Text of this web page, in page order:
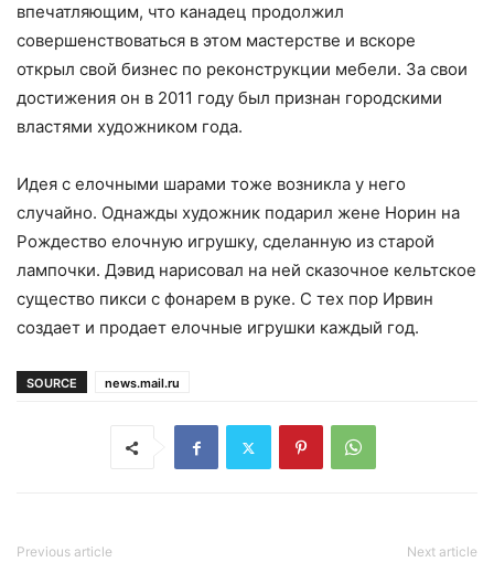
впечатляющим, что канадец продолжил
совершенствоваться в этом мастерстве и вскоре
открыл свой бизнес по реконструкции мебели. За свои
достижения он в 2011 году был признан городскими
властями художником года.
Идея с елочными шарами тоже возникла у него
случайно. Однажды художник подарил жене Норин на
Рождество елочную игрушку, сделанную из старой
лампочки. Дэвид нарисовал на ней сказочное кельтское
существо пикси с фонарем в руке. С тех пор Ирвин
создает и продает елочные игрушки каждый год.
SOURCE news.mail.ru
Previous article Next article